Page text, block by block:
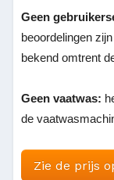
Geen
beoordelingen
bekend omtrent
Geen vaatwas:
de
Zie de prijs